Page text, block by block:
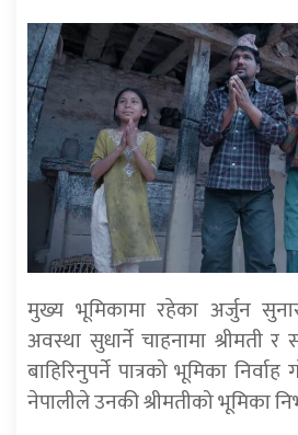
मुख्य भूमिकामा रहेका अर्जुन
अवस्था सुधार्ने चाहनामा श्रीमती
बाहिरिनुपर्ने पात्रको भूमिका
नेपालीले उनकी श्रीमतीको भूमिका